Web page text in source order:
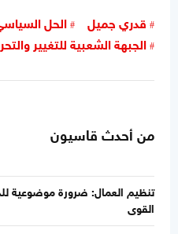
قدري جميل الحل
الجبهة الشعبية للتغيير
من أحدث قاسيون
تنظيم العمال: ضرورة موضوعية
القوى